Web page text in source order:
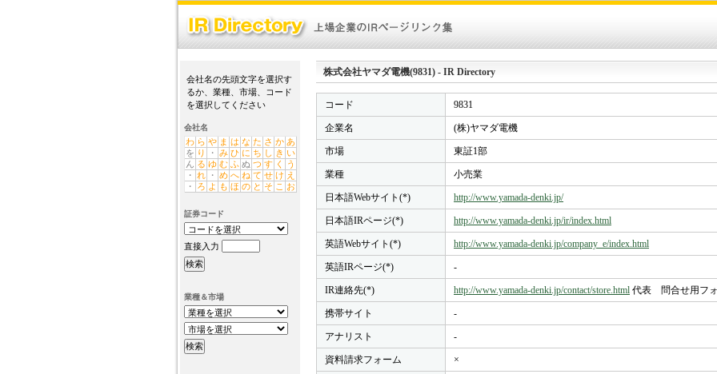
会社名の先頭文字を選択す
るか、業種、市場、コード
を選択してください
会社名
わ ら や ま は な た さ か あ
を り ・ み ひ に ち し き い
ん る ゆ む ふ ぬ つ す く
う
・ れ ・ め へ ね て せ け え
・
ろ よ も ほ の と そ こ お
証券コード
直接入力
業種＆市場
株式会社ヤマダ電機(9831) - IR Directory
コード 9831
企業名 (株)ヤマダ電機
市場 東証1部
業種 小売業
日本語Webサイト(*) http://www.yamada-denki.jp/
日本語IRページ(*) http://www.yamada-denki.jp/ir/index.html
英語Webサイト(*) http://www.yamada-denki.jp/company_e/index.html
英語IRページ(*) -
IR連絡先(*) http://www.yamada-denki.jp/contact/store.html 代表 問合せ用フ
携帯サイト -
アナリスト -
資料請求フォーム ×